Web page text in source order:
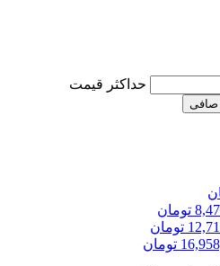
حداكثر قيمت
صافی
تومان
تومان
تومان